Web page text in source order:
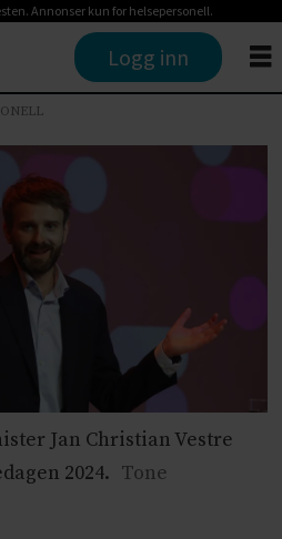
Annonser kun for helsepersonell.
Logg inn
Jan Christian Vestre
2024. Tone